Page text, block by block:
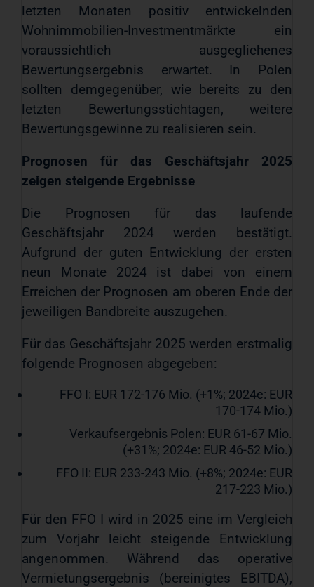
letzten Monaten positiv entwickelnden
Wohnimmobilien-Investmentmärkte ein
voraussichtlich ausgeglichenes
Bewertungsergebnis erwartet. In Polen
sollten demgegenüber, wie bereits zu den
letzten Bewertungsstichtagen, weitere
Bewertungsgewinne zu realisieren sein.
Prognosen für das Geschäftsjahr 2025
zeigen steigende Ergebnisse
Die Prognosen für das laufende
Geschäftsjahr 2024 werden bestätigt.
Aufgrund der guten Entwicklung der ersten
neun Monate 2024 ist dabei von einem
Erreichen der Prognosen am oberen Ende der
jeweiligen Bandbreite auszugehen.
Für das Geschäftsjahr 2025 werden erstmalig
folgende Prognosen abgegeben:
FFO I: EUR 172-176 Mio. (+1%; 2024e: EUR
170-174 Mio.)
Verkaufsergebnis Polen: EUR 61-67 Mio.
(+31%; 2024e: EUR 46-52 Mio.)
FFO II: EUR 233-243 Mio. (+8%; 2024e: EUR
217-223 Mio.)
Für den FFO I wird in 2025 eine im Vergleich
zum Vorjahr leicht steigende Entwicklung
angenommen. Während das operative
Vermietungsergebnis (bereinigtes EBITDA),